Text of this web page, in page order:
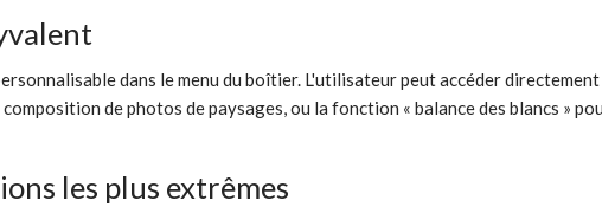
dans le menu du boîtier. L'utilisateur peut accéder
de photos de paysages, ou la fonction « balance des blancs »
les plus extrêmes